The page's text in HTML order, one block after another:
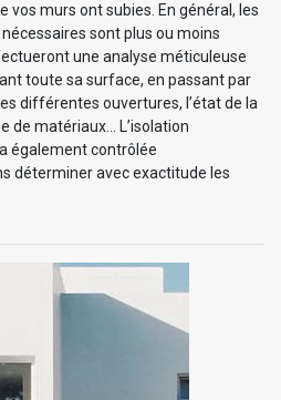
vos murs ont subies. En général, les
sont plus ou moins
une analyse méticuleuse
toute sa surface, en passant par
différentes ouvertures, l’état de la
de matériaux... L’isolation
également contrôlée
déterminer avec exactitude les